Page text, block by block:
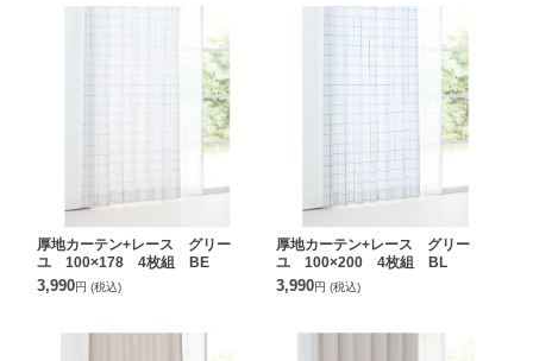
厚地カーテン+レース グリー
ユ 100×178 4枚組 BE
3,990円 (税込)
厚地カーテン+レース グリー
ユ 100×200 4枚組 BL
3,990円 (税込)